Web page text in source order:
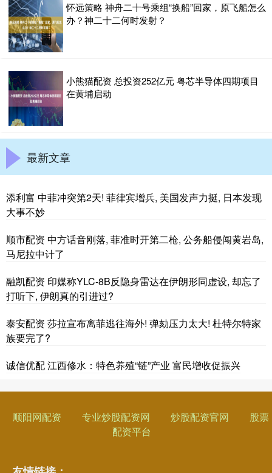
怀远策略 神舟二十号乘组“换船”回家，原飞船怎么
办？神二十二何时发射？
小熊猫配资 总投资252亿元 粤芯半导体四期项目
在黄埔启动
最新文章
添利富 中菲冲突第2天! 菲律宾增兵, 美国发声力挺, 日本发现
大事不妙
顺市配资 中方话音刚落, 菲准时开第二枪, 公务船侵闯黄岩岛,
马尼拉中计了
融凯配资 印媒称YLC-8B反隐身雷达在伊朗形同虚设, 却忘了
打听下, 伊朗真的引进过?
泰安配资 莎拉宣布离菲逃往海外! 弹劾压力太大! 杜特尔特家
族要完了?
诚信优配 江西修水：特色养殖“链”产业 富民增收促振兴
顺阳网配资 专业炒股配资网 炒股配资官网
股票
配资平台